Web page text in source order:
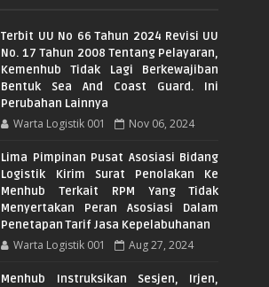
Terbit UU No 66 Tahun 2024 Revisi UU
No. 17 Tahun 2008 Tentang Pelayaran,
Kemenhub Tidak Lagi Berkewajiban
Bentuk Sea And Coast Guard. Ini
Perubahan Lainnya
Warta Logistik 001 Nov 06, 2024
Lima Pimpinan Pusat Asosiasi Bidang
Logistik Kirim Surat Penolakan Ke
Menhub Terkait RPM Yang Tidak
Menyertakan Peran Asosiasi Dalam
Penetapan Tarif Jasa Kepelabuhanan
Warta Logistik 001 Aug 27, 2024
Menhub Instruksikan Sesjen, Irjen,